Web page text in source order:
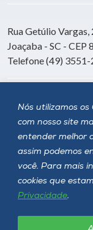
Nós utilizamos
com nosso site
entender melhor
assim podemos
você. Para mais
cookies que
Privacidade.
Rua Getúlio
Joaçaba - SC -
Telefone (49)
Siga a